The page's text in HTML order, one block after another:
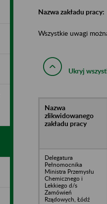
Nazwa zakładu pracy:
Wszystkie uwagi
Ukryj
Nazwa
zlikwidowanego
zakładu pracy
Delegatura
Pełnomocnika
Ministra Przemysłu
Chemicznego i
Lekkiego d/s
Zamówień
Rządowych, Łódź